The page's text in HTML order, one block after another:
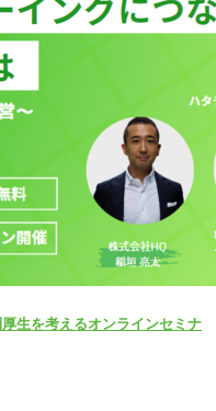
生を考えるオンラインセミナ